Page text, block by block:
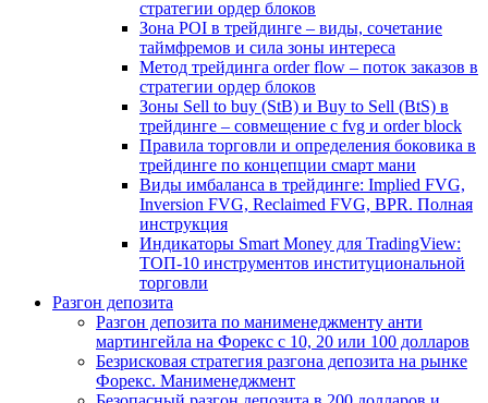
стратегии ордер блоков
Зона POI в трейдинге – виды, сочетание
таймфремов и сила зоны интереса
Метод трейдинга order flow – поток заказов в
стратегии ордер блоков
Зоны Sell to buy (StB) и Buy to Sell (BtS) в
трейдинге – совмещение с fvg и order block
Правила торговли и определения боковика в
трейдинге по концепции смарт мани
Виды имбаланса в трейдинге: Implied FVG,
Inversion FVG, Reclaimed FVG, BPR. Полная
инструкция
Индикаторы Smart Money для TradingView:
ТОП-10 инструментов институциональной
торговли
Разгон депозита
Разгон депозита по манименеджменту анти
мартингейла на Форекс с 10, 20 или 100 долларов
Безрисковая стратегия разгона депозита на рынке
Форекс. Манименеджмент